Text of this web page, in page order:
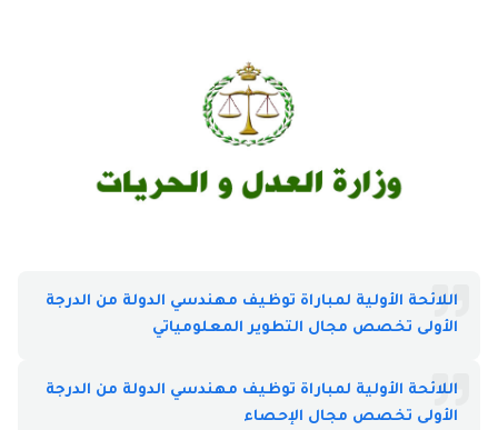
اللائحة الأولية لمباراة توظيف مهندسي الدولة من الدرجة
الأولى تخصص مجال التطوير المعلومياتي
اللائحة الأولية لمباراة توظيف مهندسي الدولة من الدرجة
الأولى تخصص مجال الإحصاء